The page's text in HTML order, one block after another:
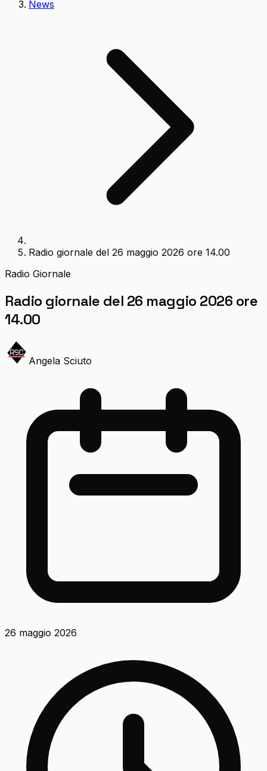
News
Radio giornale del 26 maggio 2026 ore 14.00
Radio Giornale
Radio giornale del 26 maggio 2026 ore
14.00
Angela Sciuto
26 maggio 2026